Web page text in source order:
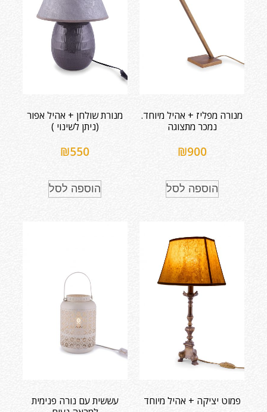
מנורה מפליז + אהיל מיוחד.
נמכר מתצוגה
₪900
הוספה לסל
מנורת שולחן + אהיל אפור
(ניתן לשינוי )
₪550
הוספה לסל
פמוט יציקה + אהיל מיוחד
עששית עם נורה פנימית